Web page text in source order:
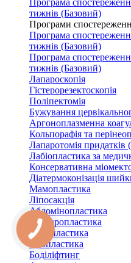
Програма
тижнів (Базовий)
Програми
Програма
тижнів (Базовий)
Програма
тижнів (Базовий)
Лапароскопія
Гістерорезектоскопія
Поліпектомія
Бужування
Аргоноплазменна
Кольпорафія та
Лапаротомія придатків
Лабіопластика за
Консервативна
Діатермоконізація
Мамопластика
Ліпосакція
Абдомінопластика
Блефаропластика
Ринопластика
Отопластика
Боділіфтинг